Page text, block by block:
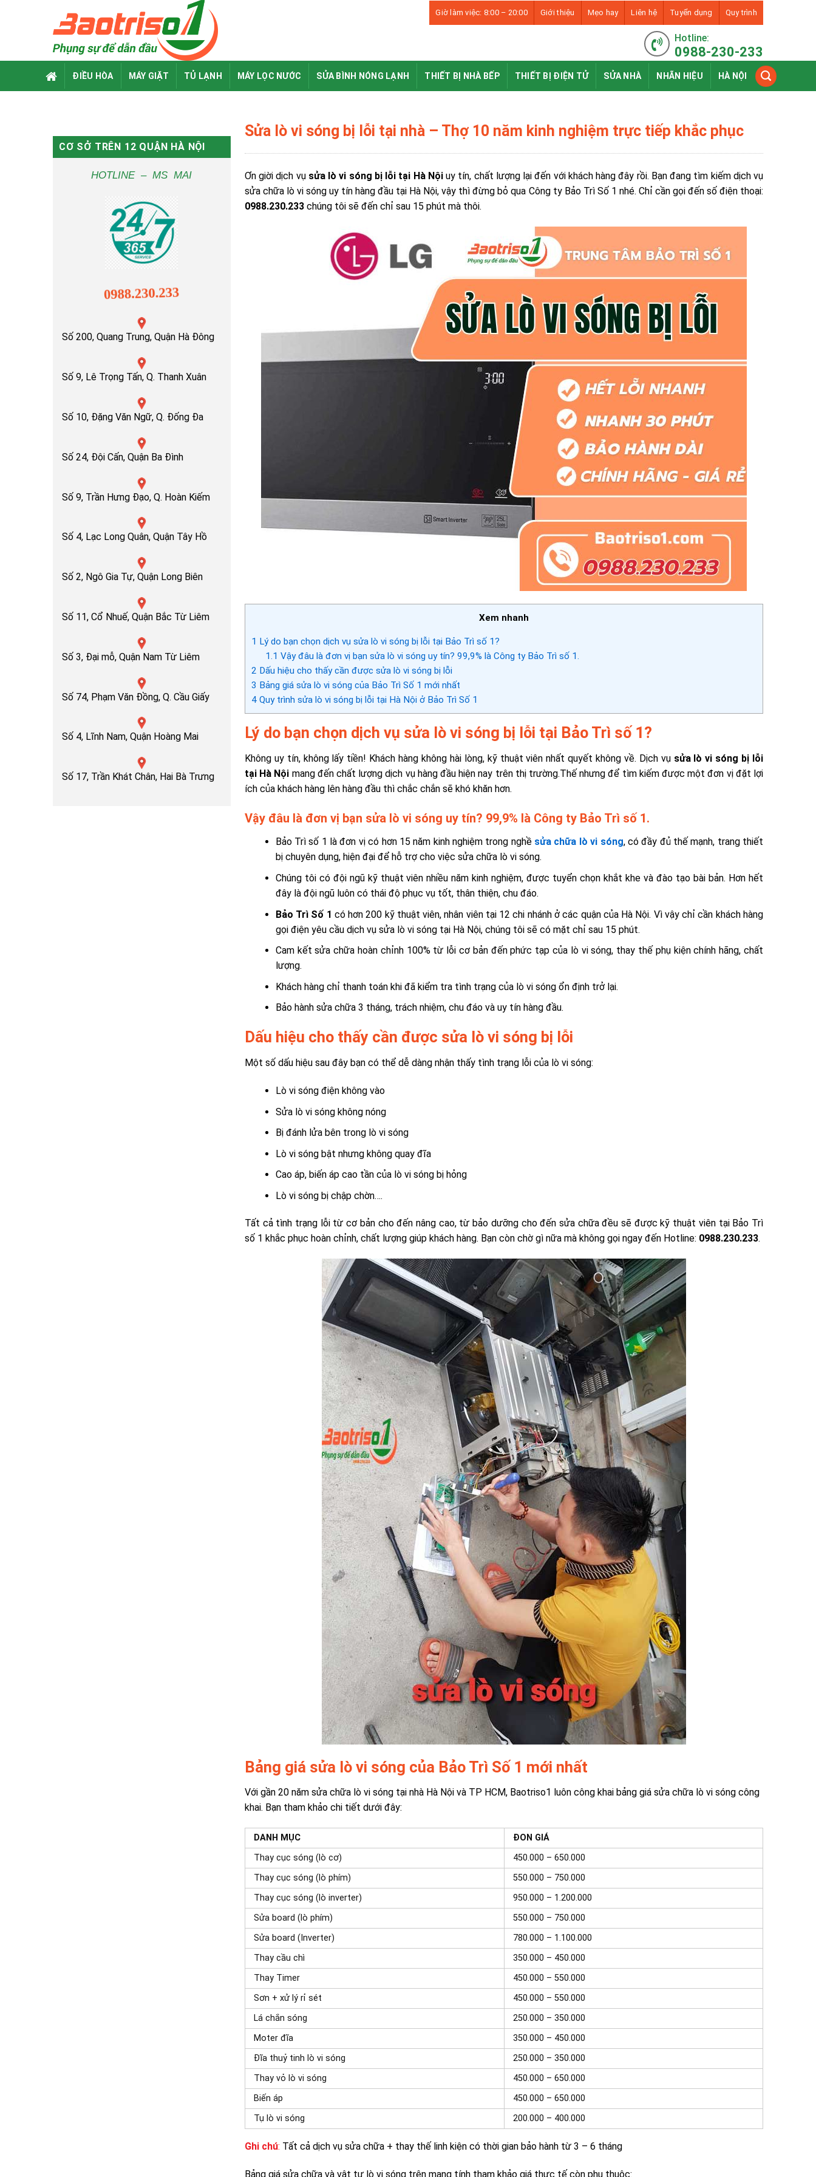
Giờ làm việc: 8:00 – 20:00 Giới thiệu Mẹo hay Liên hệ Tuyển dụng Quy trình
Hotline:
0988-230-233
ĐIỀU HÒA MÁY GIẶT TỦ LẠNH MÁY LỌC NƯỚC SỬA BÌNH NÓNG LẠNH THIẾT BỊ NHÀ BẾP THIẾT BỊ ĐIỆN TỬ SỬA NHÀ NHÃN HIỆU HÀ NỘI
CƠ SỞ TRÊN 12 QUẬN HÀ NỘI
HOTLINE – MS MAI
0988.230.233
Số 200, Quang Trung, Quận Hà Đông
Số 9, Lê Trọng Tấn, Q. Thanh Xuân
Số 10, Đặng Văn Ngữ, Q. Đống Đa
Số 24, Đội Cấn, Quận Ba Đình
Số 9, Trần Hưng Đạo, Q. Hoàn Kiếm
Số 4, Lạc Long Quân, Quận Tây Hồ
Số 2, Ngô Gia Tự, Quận Long Biên
Số 11, Cổ Nhuế, Quận Bắc Từ Liêm
Số 3, Đại mỗ, Quận Nam Từ Liêm
Số 74, Phạm Văn Đồng, Q. Cầu Giấy
Số 4, Lĩnh Nam, Quận Hoàng Mai
Số 17, Trần Khát Chân, Hai Bà Trưng
Sửa lò vi sóng bị lỗi tại nhà – Thợ 10 năm kinh nghiệm trực tiếp khắc phục
Ơn giời dịch vụ sửa lò vi sóng bị lỗi tại Hà Nộiuy tín, chất lượng lại đến với khách hàng đây rồi. Bạn đang tìm kiếm dịch vụ
sửa chữa lò vi sóng uy tín hàng đầu tại Hà Nội, vậy thì đừng bỏ qua Công ty Bảo Trì Số 1 nhé. Chỉ cần gọi đến số điện thoại:
0988.230.233chúng tôi sẽ đến chỉ sau 15 phút mà thôi.
Xem nhanh
1 Lý do bạn chọn dịch vụ sửa lò vi sóng bị lỗi tại Bảo Trì số 1?
1.1 Vậy đâu là đơn vị bạn sửa lò vi sóng uy tín? 99,9% là Công ty Bảo Trì số 1.
2 Dấu hiệu cho thấy cần được sửa lò vi sóng bị lỗi
3 Bảng giá sửa lò vi sóng của Bảo Trì Số 1 mới nhất
4Quy trình sửa lò vi sóng bị lỗi tại Hà Nội ở Bảo Trì Số 1
Lý do bạn chọn dịch vụ sửa lò vi sóng bị lỗi tại Bảo Trì số 1?
Không uy tín, không lấy tiền! Khách hàng không hài lòng, kỹ thuật viên nhất quyết không về. Dịch vụ sửa lò vi sóng bị lỗi
tại Hà Nội mang đến chất lượng dịch vụ hàng đầu hiện nay trên thị trường.Thế nhưng để tìm kiếm được một đơn vị đặt lợi
ích của khách hàng lên hàng đầu thì chắc chắn sẽ khó khăn hơn.
Vậy đâu là đơn vị bạn sửa lò vi sóng uy tín? 99,9% là Công ty Bảo Trì số 1.
Bảo Trì số 1 là đơn vị có hơn 15 năm kinh nghiệm trong nghề sửa chữa lò vi sóng, có đầy đủ thế mạnh, trang thiết
bị chuyên dụng, hiện đại để hỗ trợ cho việc sửa chữa lò vi sóng.
Chúng tôi có đội ngũ kỹ thuật viên nhiều năm kinh nghiệm, được tuyển chọn khắt khe và đào tạo bài bản. Hơn hết
đây là đội ngũ luôn có thái độ phục vụ tốt, thân thiện, chu đáo.
Bảo Trì Số 1 có hơn 200 kỹ thuật viên, nhân viên tại 12 chi nhánh ở các quận của Hà Nội. Vì vậy chỉ cần khách hàng
gọi điện yêu cầu dịch vụ sửa lò vi sóng tại Hà Nội, chúng tôi sẽ có mặt chỉ sau 15 phút.
Cam kết sửa chữa hoàn chỉnh 100% từ lỗi cơ bản đến phức tạp của lò vi sóng, thay thế phụ kiện chính hãng, chất
lượng.
Khách hàng chỉ thanh toán khi đã kiểm tra tình trạng của lò vi sóng ổn định trở lại.
Bảo hành sửa chữa 3 tháng, trách nhiệm, chu đáo và uy tín hàng đầu.
Dấu hiệu cho thấy cần được sửa lò vi sóng bị lỗi
Một số dấu hiệu sau đây bạn có thể dễ dàng nhận thấy tình trạng lỗi của lò vi sóng:
Lò vi sóng điện không vào
Sửa lò vi sóng không nóng
Bị đánh lửa bên trong lò vi sóng
Lò vi sóng bật nhưng không quay đĩa
Cao áp, biến áp cao tần của lò vi sóng bị hỏng
Lò vi sóng bị chập chờn….
Tất cả tình trạng lỗi từ cơ bản cho đến nâng cao, từ bảo dưỡng cho đến sửa chữa đều sẽ được kỹ thuật viên tại Bảo Trì
số 1 khắc phục hoàn chỉnh, chất lượng giúp khách hàng. Bạn còn chờ gì nữa mà không gọi ngay đến Hotline: 0988.230.233.
Bảng giá sửa lò vi sóng của Bảo Trì Số 1 mới nhất
Với gần 20 năm sửa chữa lò vi sóng tại nhà Hà Nội và TP HCM, Baotriso1 luôn công khai bảng giá sửa chữa lò vi sóng công
khai. Bạn tham khảo chi tiết dưới đây:
DANH MỤC
ĐON GIÁ
Thay cục sóng (lò cơ)
450.000 – 650.000
Thay cục sóng (lò phím)
550.000 – 750.000
Thay cục sóng (lò inverter)
950.000 – 1.200.000
Sửa board (lò phím)
550.000 – 750.000
Sửa board (Inverter)
780.000 – 1.100.000
Thay cầu chì
350.000 – 450.000
Thay Timer
450.000 – 550.000
Sơn + xử lý rỉ sét
450.000 – 550.000
Lá chắn sóng
250.000 – 350.000
Moter đĩa
350.000 – 450.000
Đĩa thuỷ tinh lò vi sóng
250.000 – 350.000
Thay vỏ lò vi sóng
450.000 – 650.000
Biến áp
450.000 – 650.000
Tụ lò vi sóng
200.000 – 400.000
Ghi chú: Tất cả dịch vụ sửa chữa + thay thế linh kiện có thời gian bảo hành từ 3 – 6 tháng
Bảng giá sửa chữa và vật tư lò vi sóng trên mang tính tham khảo giá thực tế còn phụ thuộc: